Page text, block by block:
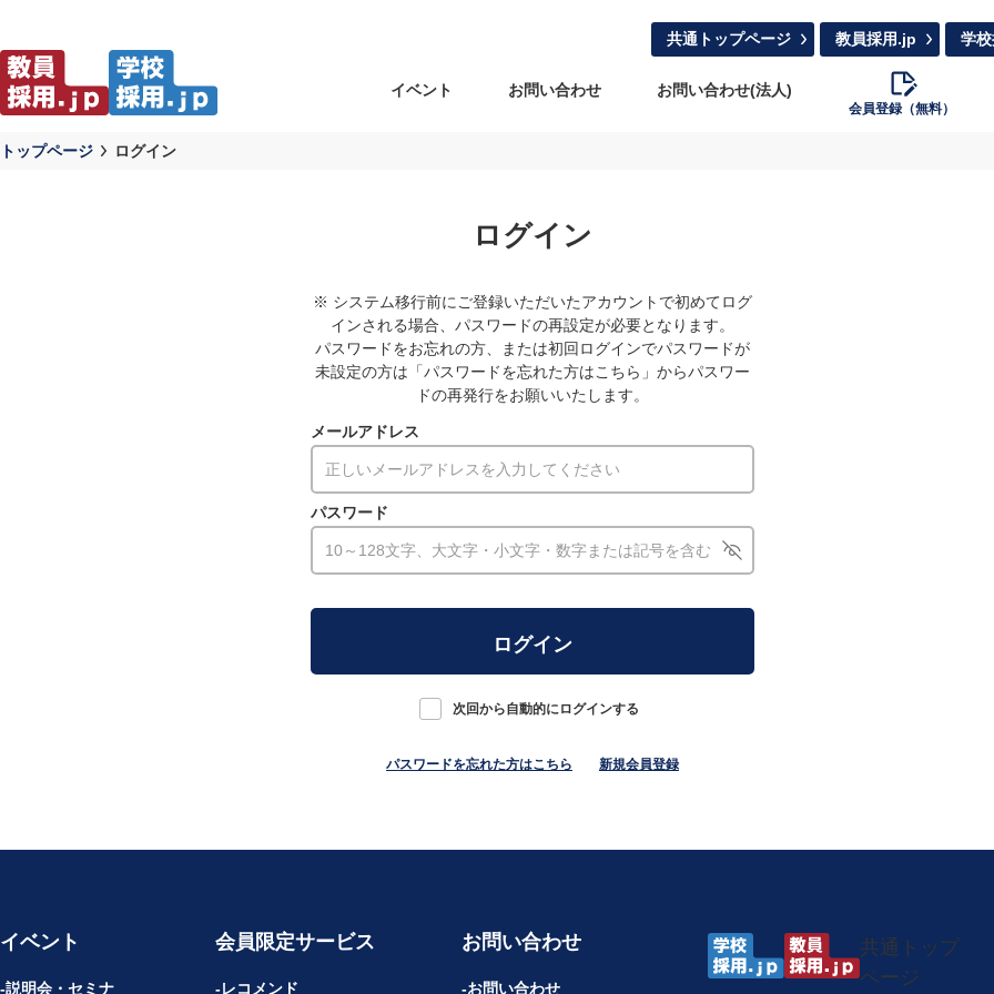
共通トップページ 教員採用.jp 学
イベント お問い合わせ お問い合わせ(法人)
会員登録（無料）
トップページ ログイン
ログイン
※ システム移行前にご登録いただいたアカウントで初めてログ
インされる場合、パスワードの再設定が必要となります。
パスワードをお忘れの方、または初回ログインでパスワードが
未設定の方は「パスワードを忘れた方はこちら」からパスワー
ドの再発行をお願いいたします。
メールアドレス
パスワード
次回から自動的にログインする
パスワードを忘れた方はこちら 新規会員登録
共通トップ
ページ
イベント
説明会・セミナ
会員限定サービス
レコメンド
お問い合わせ
お問い合わせ